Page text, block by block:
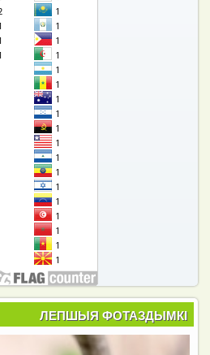
ЛЕПШЫЯ ФОТАЗДЫМКІ